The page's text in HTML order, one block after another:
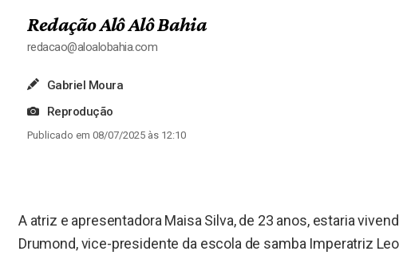
Redação Alô Alô Bahia
redacao@aloalobahia.com
Gabriel Moura
Reprodução
Publicado em 08/07/2025 às 12:10
A atriz e apresentadora Maisa Silva, de 23 anos, estaria
Drumond, vice-presidente da escola de samba Imperatriz